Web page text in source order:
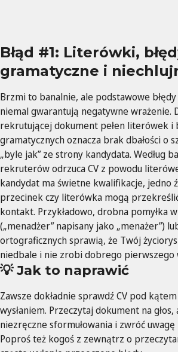
Błąd #1: Literówki,
gramatyczne i
Brzmi to banalnie, ale podstawowe
niemal gwarantują negatywne wrażenie.
rekrutującej dokument pełen literówek i
gramatycznych oznacza brak dbałości o
„byle jak” ze strony kandydata. Według
rekruterów odrzuca CV z powodu
kandydat ma świetne kwalifikacje, jedno
przecinek czy literówka mogą
kontakt. Przykładowo, drobna pomyłka
(„menadżer” napisany jako „menażer”)
ortograficznych sprawią, że Twój
niedbale i nie zrobi dobrego pierwszego
💡 Jak to naprawić
Zawsze dokładnie sprawdź CV pod
wysłaniem. Przeczytaj dokument na
niezręczne sformułowania i zwróć
Poproś też kogoś z zewnątrz o